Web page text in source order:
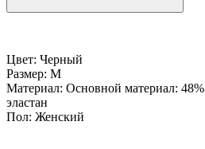
Цвет: Черный
Размер: M
Материал: Основной материал:
эластан
Пол: Женский